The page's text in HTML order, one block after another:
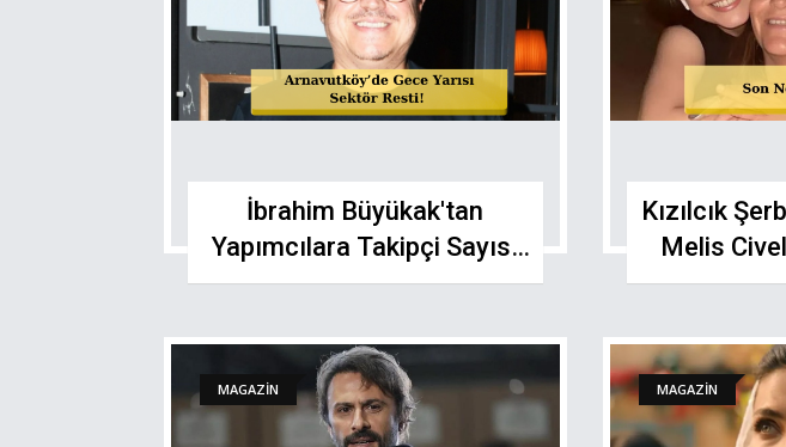
İbrahim Büyükak'tan
Yapımcılara Takipçi Sayısı
Dersi: "Bende Bu Tarz
Kızılcık
Melis
Annesiyim,
MAGAZİN MAGAZİN